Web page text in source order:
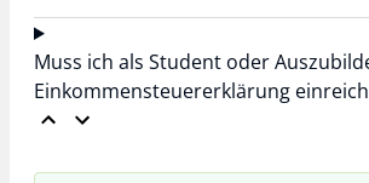
Muss ich als Student oder
Einkommensteuererklärung